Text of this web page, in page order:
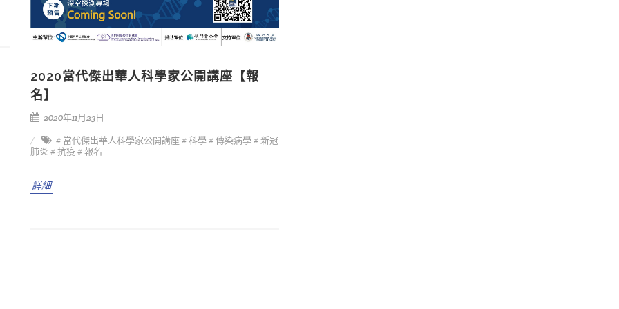
2020當代傑出華人科學家公開講座【報
名】
2020年11月23日
# 當代傑出華人科學家公開講座# 科學# 傳染病學# 新冠
肺炎 # 抗疫# 報名
詳細